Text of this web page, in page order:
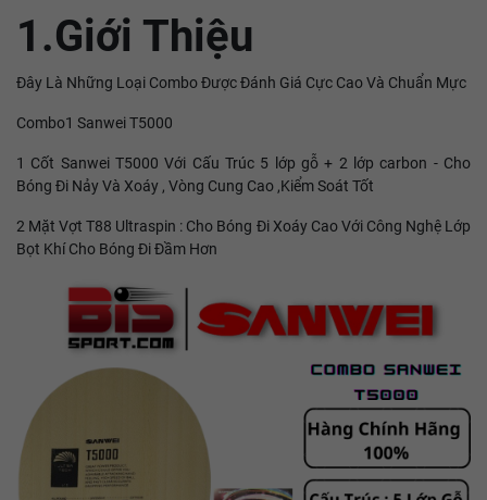
1.Giới Thiệu
Đây Là Những Loại Combo Được Đánh Giá Cực Cao Và Chuẩn Mực
Combo1 Sanwei T5000
1 Cốt Sanwei T5000 Với Cấu Trúc 5 lớp gỗ + 2 lớp carbon - Cho
Bóng Đi Nảy Và Xoáy , Vòng Cung Cao ,Kiểm Soát Tốt
2 Mặt Vợt T88 Ultraspin : Cho Bóng Đi Xoáy Cao Với Công Nghệ Lớp
Bọt Khí Cho Bóng Đi Đầm Hơn